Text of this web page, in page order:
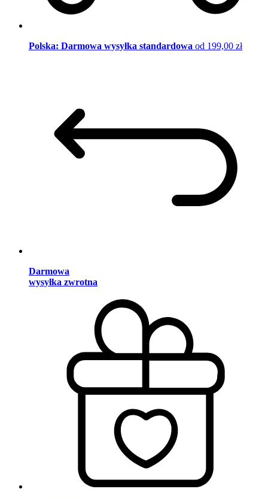
Polska: Darmowa wysyłka standardowa od 199,00 zł
Darmowa
wysyłka zwrotna